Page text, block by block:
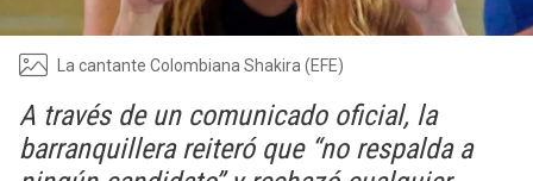
La cantante Colombiana Shakira (EFE)
A través de un comunicado oficial, la
barranquillera reiteró que “no respalda a